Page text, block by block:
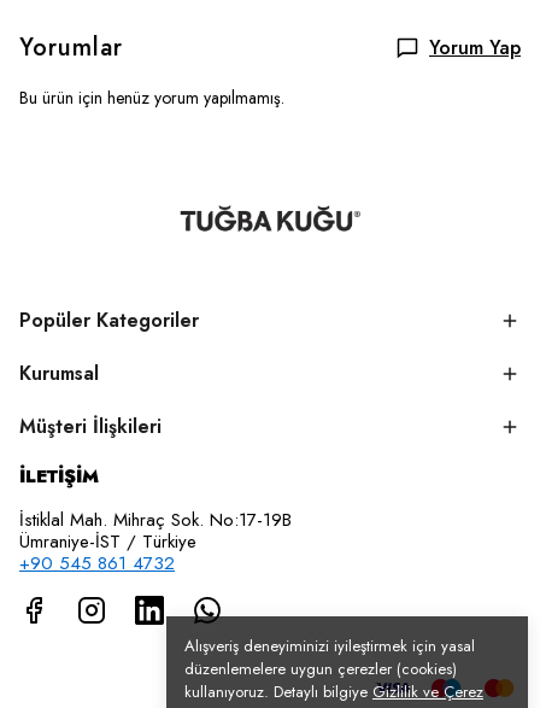
Alışveriş deneyiminizi iyileştirmek için yasal
düzenlemelere uygun çerezler (cookies)
kullanıyoruz. Detaylı bilgiye Gizlilik ve Çerez
Yorumlar Yorum Yap
Bu ürün için henüz yorum yapılmamış.
Popüler Kategoriler
Kurumsal
Müşteri İlişkileri
İLETİŞİM
İstiklal Mah. Mihraç Sok. No:17-19B
Ümraniye-İST / Türkiye
+90 545 861 4732